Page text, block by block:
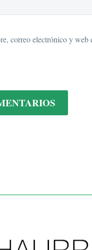
correo electrónico y web